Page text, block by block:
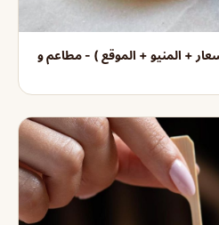
+ المنيو + الموقع ) - مطاعم و